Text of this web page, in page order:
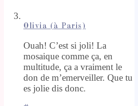
Olivia (à Paris)
Ouah! C’est si joli! La
mosaique comme ça, en
multitude, ça a vraiment le
don de m’emerveiller. Que tu
es jolie dis donc.